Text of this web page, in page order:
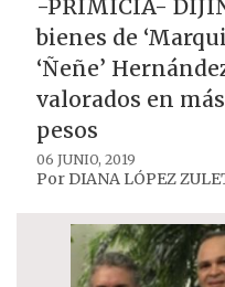
-PRIMICIA-
bienes de
‘Ñeñe’
valorados en
pesos
06 JUNIO, 2019
PorDIANA LÓPEZ